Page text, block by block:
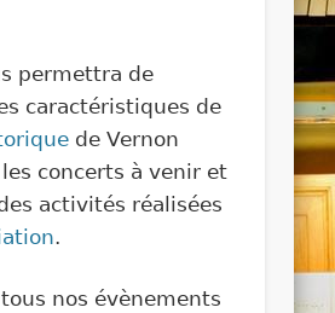
permettra de
caractéristiques de
de Vernon
concerts à venir et
activités réalisées
.
nos évènements